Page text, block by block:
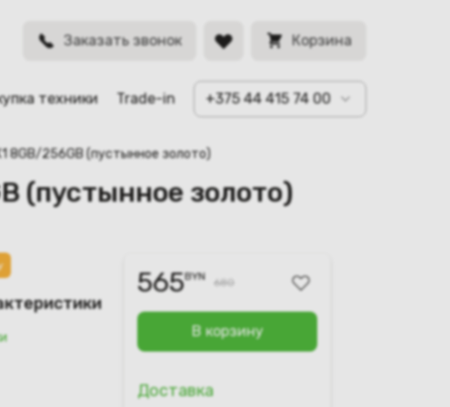
Заказать звонок Корзина
техники Trade-in +375 44 415 74 00
8GB/256GB (пустынное золото)
(пустынное золото)
565BYN 680
В корзину
Доставка